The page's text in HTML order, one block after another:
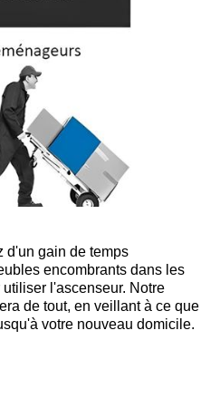
d'un gain de temps
encombrants dans les
l'ascenseur. Notre
de tout, en veillant à ce que
votre nouveau domicile.